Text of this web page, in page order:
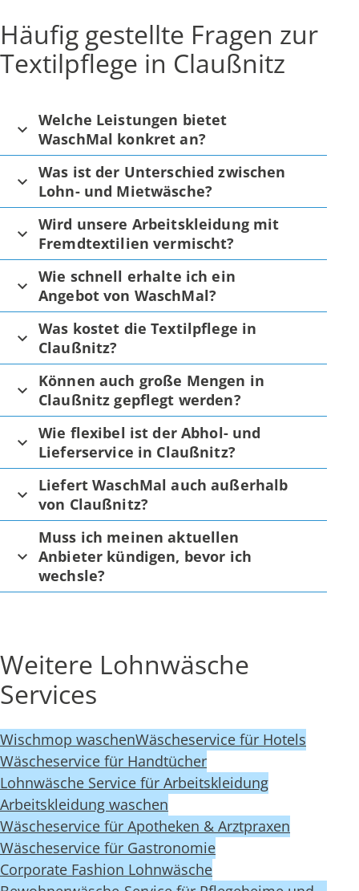
Häufig gestellte Fragen zur
Textilpflege in Claußnitz
Welche Leistungen bietet
WaschMal konkret an?
Was ist der Unterschied zwischen
Lohn- und Mietwäsche?
Wird unsere Arbeitskleidung mit
Fremdtextilien vermischt?
Wie schnell erhalte ich ein
Angebot von WaschMal?
Was kostet die Textilpflege in
Claußnitz?
Können auch große Mengen in
Claußnitz gepflegt werden?
Wie flexibel ist der Abhol- und
Lieferservice in Claußnitz?
Liefert WaschMal auch außerhalb
von Claußnitz?
Muss ich meinen aktuellen
Anbieter kündigen, bevor ich
wechsle?
Weitere Lohnwäsche
Services
Wischmop waschenWäscheservice für Hotels
Wäscheservice für Handtücher
Lohnwäsche Service für Arbeitskleidung
Arbeitskleidung waschen
Wäscheservice für Apotheken & Arztpraxen
Wäscheservice für Gastronomie
Corporate Fashion Lohnwäsche